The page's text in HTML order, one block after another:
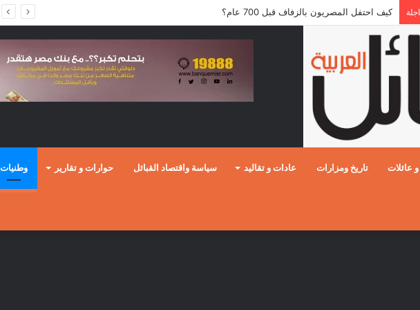
5 قوافل إماراتية تعبر إلى قطاع غزة محملة بـ792 طناً من المساعدات الإنسانية
و عائلات تاريخ ومزارات عادات و تقاليد سياسة واقتصاد القبائل حوارات و تقارير وطنيات